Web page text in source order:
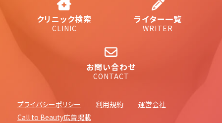
クリニック検索
CLINIC
ライター一覧
WRITER
お問い合わせ
CONTACT
プライバシーポリシー 利用規約
運営会社
Call to Beauty広告掲載